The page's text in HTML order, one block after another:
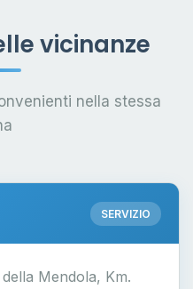
vicinanze
nella stessa
SERVIZIO
Mendola, Km.